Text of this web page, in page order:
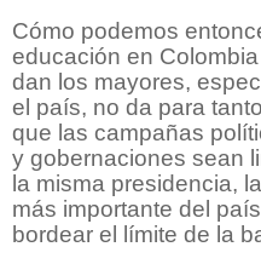
Cómo podemos
educación en
dan los mayores,
el país, no da para
que las campañas
y gobernaciones sean
la misma presidencia,
más importante del
bordear el límite de la